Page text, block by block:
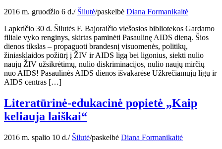
2016 m. gruodžio 6 d./ Šilutė/paskelbė Diana Formanikaitė
Lapkričio 30 d. Šilutės F. Bajoraičio viešosios bibliotekos Gardamo
filiale vyko renginys, skirtas paminėti Pasaulinę AIDS dieną. Šios
dienos tikslas – propaguoti brandesnį visuomenės, politikų,
žiniasklaidos požiūrį į ŽIV ir AIDS ligą bei ligonius, siekti nulio
naujų ŽIV užsikrėtimų, nulio diskriminacijos, nulio naujų mirčių
nuo AIDS! Pasaulinės AIDS dienos išvakarėse Užkrečiamųjų ligų ir
AIDS centras […]
Literatūrinė-edukacinė popietė „Kaip
keliauja laiškai“
2016 m. spalio 10 d./ Šilutė/paskelbė Diana Formanikaitė